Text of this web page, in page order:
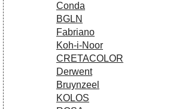
Conda
BGLN
Fabriano
Koh-i-Noor
CRETACOLOR
Derwent
Bruynzeel
KOLOS